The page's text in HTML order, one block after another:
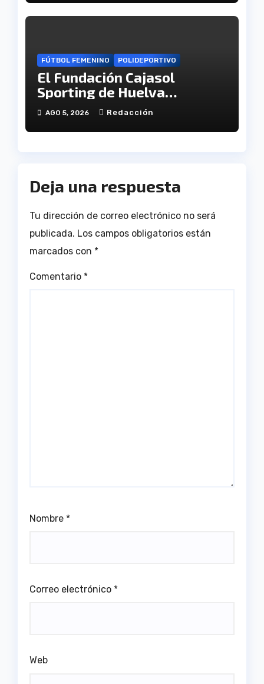
FÚTBOL FEMENINO POLIDEPORTIVO
El Fundación Cajasol
Sporting de Huelva
disputará la Copa de
Andalucía en el Estadio
Antonio Toledo Sánchez
AGO 5, 2026 Redacción
Deja una respuesta
Tu dirección de correo electrónico no será
publicada. Los campos obligatorios están
marcados con *
Comentario *
Nombre *
Correo electrónico *
Web